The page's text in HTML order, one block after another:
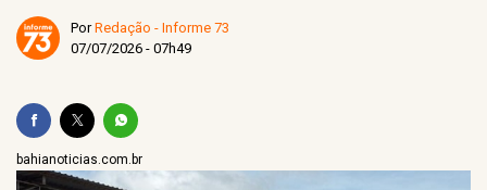
PorRedação - Informe 73
07/07/2026 - 07h49
bahianoticias.com.br